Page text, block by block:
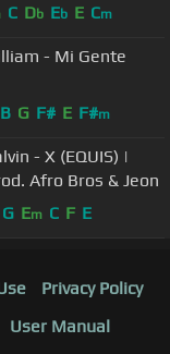
C Db Eb E Cm
- Mi Gente
B G F# E F#m
- X (EQUIS) |
Afro Bros & Jeon
G Em C F E
Privacy Policy
User Manual